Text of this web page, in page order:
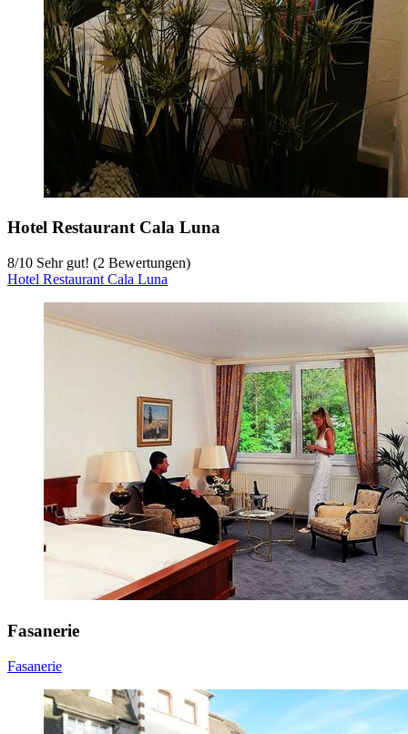
Hotel Restaurant Cala Luna
8/10 Sehr gut! (2 Bewertungen)
Hotel Restaurant Cala Luna
Fasanerie
Fasanerie